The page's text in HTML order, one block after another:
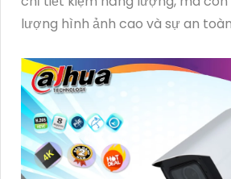
lượng hình ảnh cao và sự an